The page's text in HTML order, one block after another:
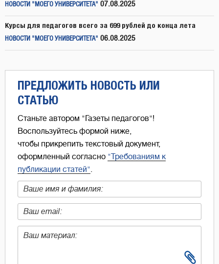
НОВОСТИ "МОЕГО УНИВЕРСИТЕТА" 07.08.2025
Курсы для педагогов всего за 699 рублей до конца лета
НОВОСТИ "МОЕГО УНИВЕРСИТЕТА" 06.08.2025
ПРЕДЛОЖИТЬ НОВОСТЬ ИЛИ
СТАТЬЮ
Станьте автором "Газеты педагогов"!
Воспользуйтесь формой ниже,
чтобы прикрепить текстовый документ,
оформленный согласно "Требованиям к
публикации статей".